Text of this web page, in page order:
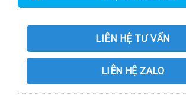
LIÊN HỆ TƯ VẤN
LIÊN HỆ ZALO